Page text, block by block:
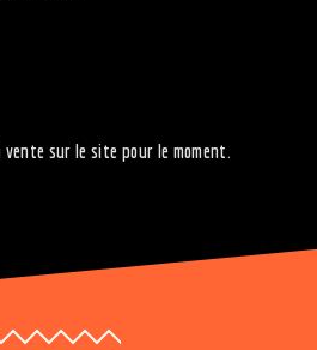
sur le site pour le moment.